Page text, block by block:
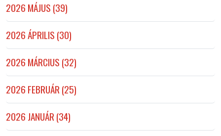
2026 MÁJUS (39)
2026 ÁPRILIS (30)
2026 MÁRCIUS (32)
2026 FEBRUÁR (25)
2026 JANUÁR (34)